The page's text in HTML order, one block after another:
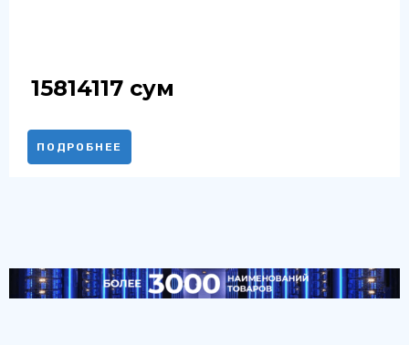
15814117 сум
ПОДРОБНЕЕ